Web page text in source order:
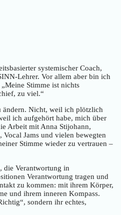
systemischer Coach,
Lehrer. Vor allem aber bin ich
Stimme ist nichts
zu viel.“
ändern. Nicht, weil ich plötzlich
ich aufgehört habe, mich über
Arbeit mit Anna Stijohann,
Jams und vielen bewegten
Stimme wieder zu vertrauen –
die Verantwortung in
Verantwortung tragen und
zu kommen: mit ihrem Körper,
und ihrem inneren Kompass.
sondern ihr echtes,